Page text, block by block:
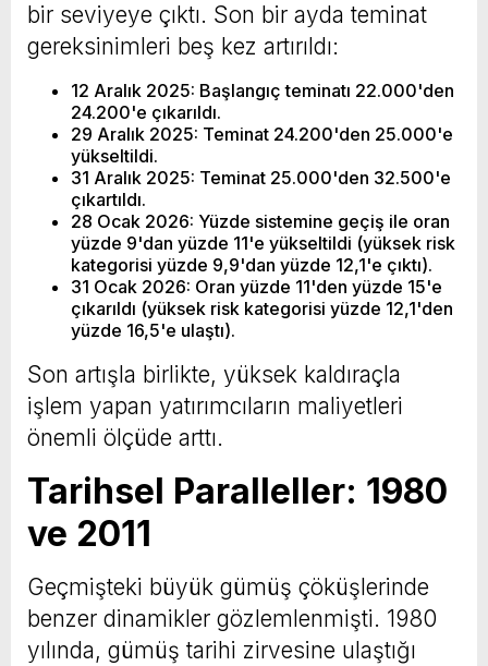
bir seviyeye çıktı. Son bir ayda teminat
gereksinimleri beş kez artırıldı:
12 Aralık 2025: Başlangıç teminatı 22.000'den
24.200'e çıkarıldı.
29 Aralık 2025: Teminat 24.200'den 25.000'e
yükseltildi.
31 Aralık 2025: Teminat 25.000'den 32.500'e
çıkartıldı.
28 Ocak 2026: Yüzde sistemine geçiş ile oran
yüzde 9'dan yüzde 11'e yükseltildi (yüksek risk
kategorisi yüzde 9,9'dan yüzde 12,1'e çıktı).
31 Ocak 2026: Oran yüzde 11'den yüzde 15'e
çıkarıldı (yüksek risk kategorisi yüzde 12,1'den
yüzde 16,5'e ulaştı).
Son artışla birlikte, yüksek kaldıraçla
işlem yapan yatırımcıların maliyetleri
önemli ölçüde arttı.
Tarihsel Paralleller: 1980
ve 2011
Geçmişteki büyük gümüş çöküşlerinde
benzer dinamikler gözlemlenmişti. 1980
yılında, gümüş tarihi zirvesine ulaştığı